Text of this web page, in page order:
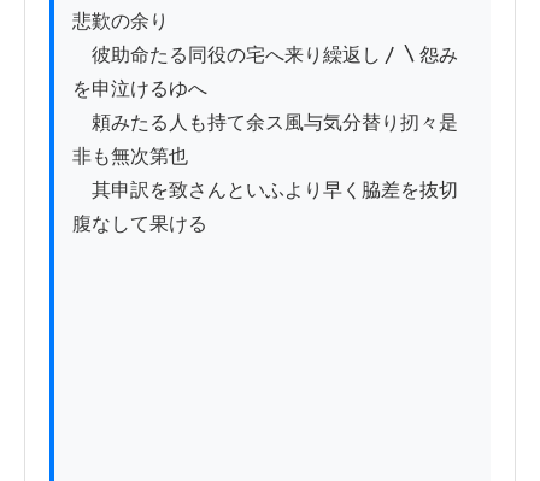
悲歎の余り
彼助命たる同役の宅へ来り繰返し〳〵怨み
を申泣けるゆへ
頼みたる人も持て余ス風与気分替り扨々是
非も無次第也
其申訳を致さんといふより早く脇差を抜切
腹なして果ける